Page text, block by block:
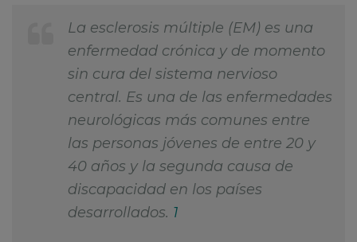
La esclerosis múltiple (EM) es una
enfermedad crónica y de momento
sin cura del sistema nervioso
central. Es una de las enfermedades
neurológicas más comunes entre
las personas jóvenes de entre 20 y
40 años y la segunda causa de
discapacidad en los países
desarrollados. 1